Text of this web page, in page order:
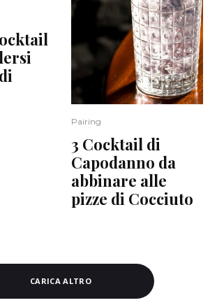
Pairing
3 Cocktail di
Capodanno da
abbinare alle
pizze di Cocciuto
CARICA ALTRO